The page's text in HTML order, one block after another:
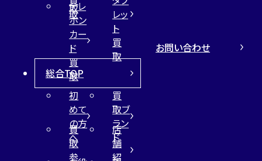
取
取
レッ
ト
買
取
テレ
ホン
カー
ド
買
取
総合TOP
初
めて
の方
へ
買
取ブ
ラン
ド
買
取
参
店
舗
紹
お問い合わせ